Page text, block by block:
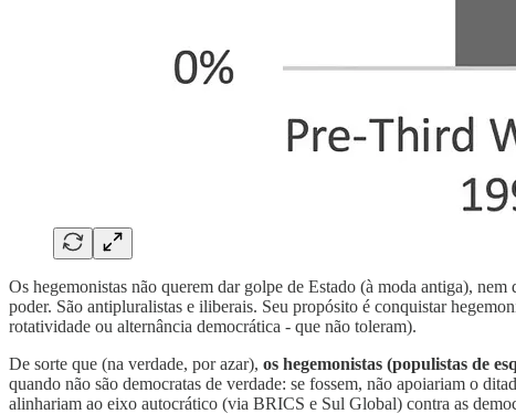
Os hegemonistas não querem dar golpe de Estado (à moda antiga),
poder. São antipluralistas e iliberais. Seu propósito é conquistar
rotatividade ou alternância democrática - que não toleram).
De sorte que (na verdade, por azar), os hegemonistas (populistas de
quando não são democratas de verdade: se fossem, não apoiariam o
alinhariam ao eixo autocrático (via BRICS e Sul Global) contra as